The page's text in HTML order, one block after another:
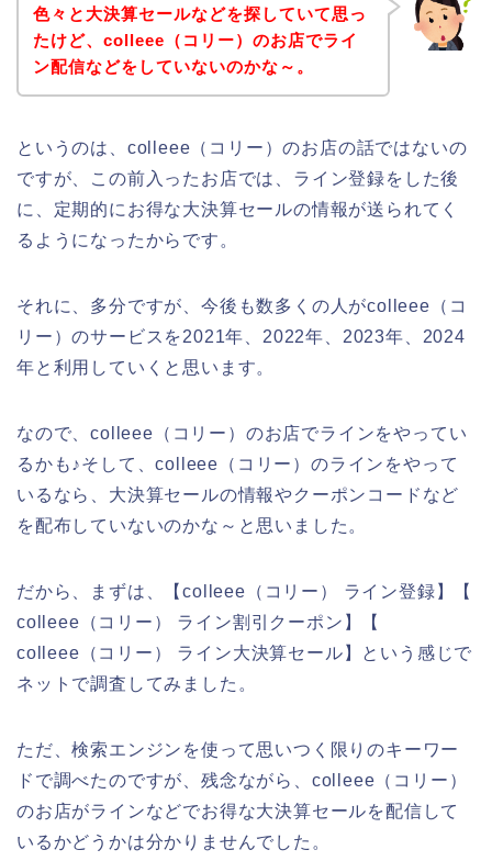
色々と大決算セールなどを探していて思っ
たけど、colleee（コリー）のお店でライ
ン配信などをしていないのかな～。
というのは、colleee（コリー）のお店の話ではないの
ですが、この前入ったお店では、ライン登録をした後
に、定期的にお得な大決算セールの情報が送られてく
るようになったからです。
それに、多分ですが、今後も数多くの人がcolleee（コ
リー）のサービスを2021年、2022年、2023年、2024
年と利用していくと思います。
なので、colleee（コリー）のお店でラインをやってい
るかも♪そして、colleee（コリー）のラインをやって
いるなら、大決算セールの情報やクーポンコードなど
を配布していないのかな～と思いました。
だから、まずは、【colleee（コリー） ライン登録】【
colleee（コリー） ライン割引クーポン】【
colleee（コリー） ライン大決算セール】という感じで
ネットで調査してみました。
ただ、検索エンジンを使って思いつく限りのキーワー
ドで調べたのですが、残念ながら、colleee（コリー）
のお店がラインなどでお得な大決算セールを配信して
いるかどうかは分かりませんでした。